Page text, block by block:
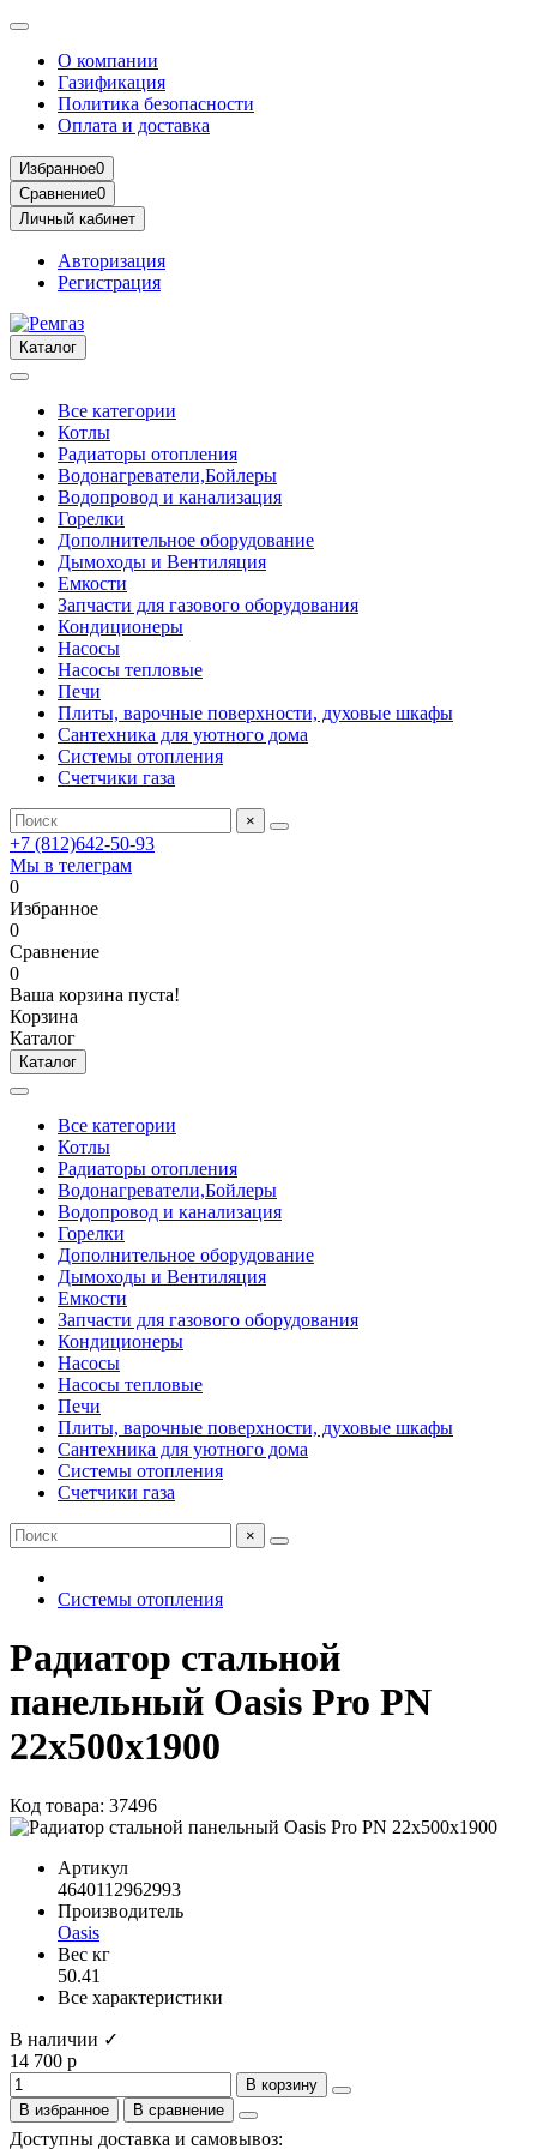
О компании
Газификация
Политика безопасности
Оплата и доставка
Избранное0
Сравнение0
Личный кабинет
Авторизация
Регистрация
Каталог
Все категории
Котлы
Радиаторы отопления
Водонагреватели,Бойлеры
Водопровод и канализация
Горелки
Дополнительное оборудование
Дымоходы и Вентиляция
Емкости
Запчасти для газового оборудования
Кондиционеры
Насосы
Насосы тепловые
Печи
Плиты, варочные поверхности, духовые шкафы
Сантехника для уютного дома
Системы отопления
Счетчики газа
×
+7 (812)642-50-93
Мы в телеграм
0
Избранное
0
Сравнение
0
Ваша корзина пуста!
Корзина
Каталог
Каталог
Все категории
Котлы
Радиаторы отопления
Водонагреватели,Бойлеры
Водопровод и канализация
Горелки
Дополнительное оборудование
Дымоходы и Вентиляция
Емкости
Запчасти для газового оборудования
Кондиционеры
Насосы
Насосы тепловые
Печи
Плиты, варочные поверхности, духовые шкафы
Сантехника для уютного дома
Системы отопления
Счетчики газа
×
Системы отопления
Радиатор стальной
панельный Oasis Pro PN
22х500х1900
Код товара: 37496
Артикул
4640112962993
Производитель
Oasis
Вес кг
50.41
Все характеристики
В наличии ✓
14 700 р
В корзину
В избранное
В сравнение
Доступны доставка и самовывоз: